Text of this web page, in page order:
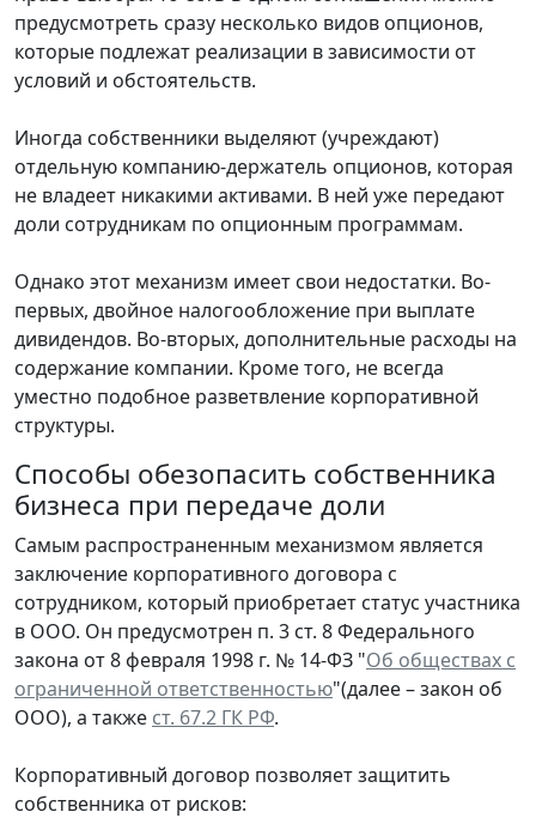
предусмотреть сразу несколько видов опционов,
которые подлежат реализации в зависимости от
условий и обстоятельств.
Иногда собственники выделяют (учреждают)
отдельную компанию-держатель опционов, которая
не владеет никакими активами. В ней уже передают
доли сотрудникам по опционным программам.
Однако этот механизм имеет свои недостатки. Во-
первых, двойное налогообложение при выплате
дивидендов. Во-вторых, дополнительные расходы на
содержание компании. Кроме того, не всегда
уместно подобное разветвление корпоративной
структуры.
Способы обезопасить собственника
бизнеса при передаче доли
Самым распространенным механизмом является
заключение корпоративного договора с
сотрудником, который приобретает статус участника
в ООО. Он предусмотрен п. 3 ст. 8 Федерального
закона от 8 февраля 1998 г. № 14-ФЗ "Об обществах с
ограниченной ответственностью"(далее – закон об
ООО), а также ст. 67.2 ГК РФ.
Корпоративный договор позволяет защитить
собственника от рисков: